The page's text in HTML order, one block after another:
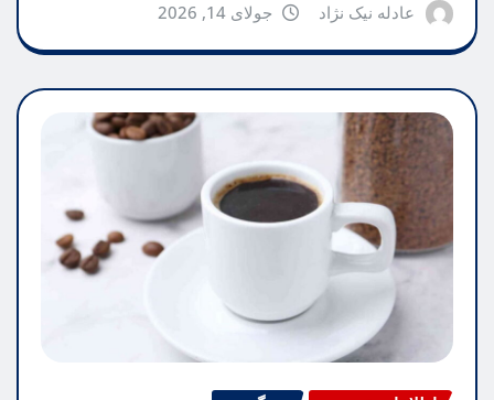
عادله نیک نژاد جولای 14, 2026